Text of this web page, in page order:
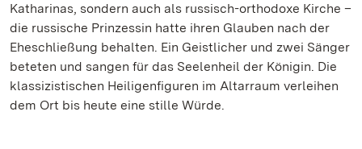
Katharinas, sondern auch als russisch-orthodoxe Kirche –
die russische Prinzessin hatte ihren Glauben nach der
Eheschließung behalten. Ein Geistlicher und zwei Sänger
beteten und sangen für das Seelenheil der Königin. Die
klassizistischen Heiligenfiguren im Altarraum verleihen
dem Ort bis heute eine stille Würde.